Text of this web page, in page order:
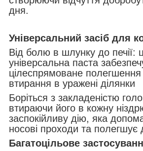
дня.
Універсальний засіб для
Від болю в шлунку до печії:
універсальна паста
цілеспрямоване полегшення
втирання в уражені ділянки
Боріться з закладеністю
втираючи його в кожну
заспокійливу дію, яка
носові проходи та полегшує
Багатоцільове